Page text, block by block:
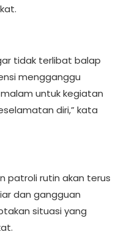
tidak terlibat balap
mengganggu
untuk kegiatan
diri,” kata
patroli rutin akan terus
dan gangguan
situasi yang